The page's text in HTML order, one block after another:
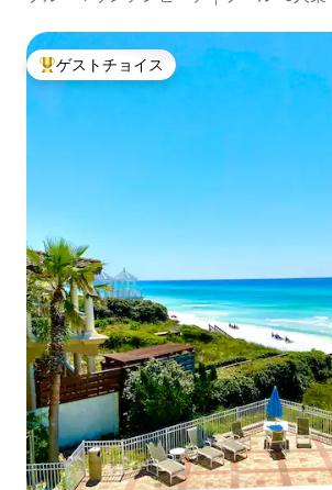
大好評のゲストチョイスです。
ゲストチョイス